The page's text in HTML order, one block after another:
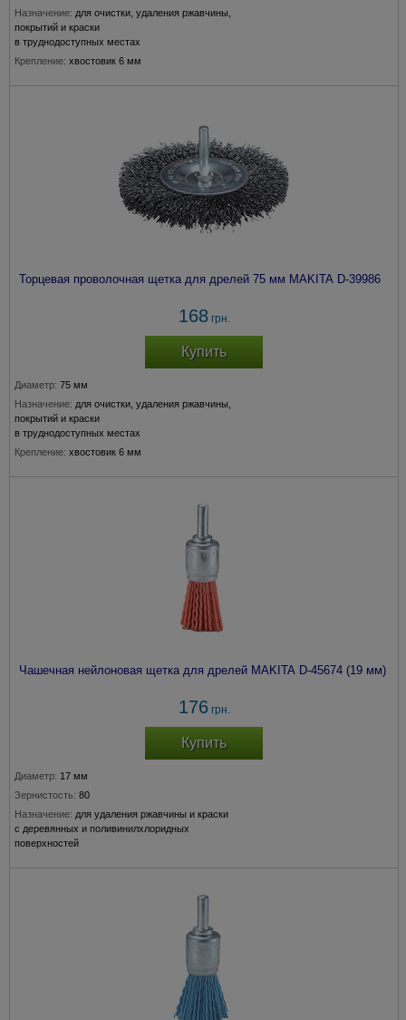
Назначение: для очистки, удаления ржавчины,
покрытий и краски
в труднодоступных местах
Крепление: хвостовик 6 мм
Торцевая проволочная щетка для дрелей 75 мм MAKITA D-39986
168грн.
Купить
Диаметр: 75 мм
Назначение: для очистки, удаления ржавчины,
покрытий и краски
в труднодоступных местах
Крепление: хвостовик 6 мм
Чашечная нейлоновая щетка для дрелей MAKITA D-45674 (19 мм)
176грн.
Купить
Диаметр: 17 мм
Зернистость: 80
Назначение: для удаления ржавчины и краски
с деревянных и поливинилхлоридных
поверхностей